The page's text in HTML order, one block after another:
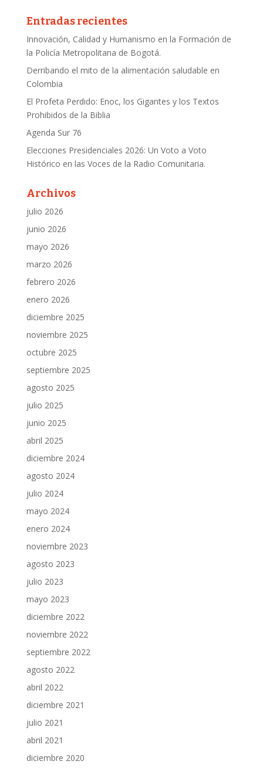
Entradas recientes
Innovación, Calidad y Humanismo en la Formación de
la Policía Metropolitana de Bogotá.
Derribando el mito de la alimentación saludable en
Colombia
El Profeta Perdido: Enoc, los Gigantes y los Textos
Prohibidos de la Biblia
Agenda Sur 76
Elecciones Presidenciales 2026: Un Voto a Voto
Histórico en las Voces de la Radio Comunitaria.
Archivos
julio 2026
junio 2026
mayo 2026
marzo 2026
febrero 2026
enero 2026
diciembre 2025
noviembre 2025
octubre 2025
septiembre 2025
agosto 2025
julio 2025
junio 2025
abril 2025
diciembre 2024
agosto 2024
julio 2024
mayo 2024
enero 2024
noviembre 2023
agosto 2023
julio 2023
mayo 2023
diciembre 2022
noviembre 2022
septiembre 2022
agosto 2022
abril 2022
diciembre 2021
julio 2021
abril 2021
diciembre 2020